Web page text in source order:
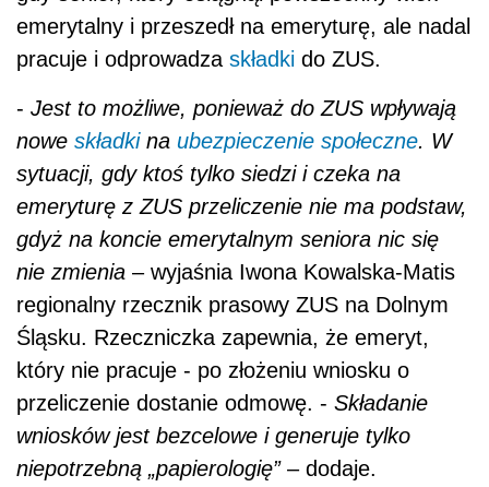
emerytalny i przeszedł na emeryturę, ale nadal
pracuje i odprowadza składki do ZUS.
- Jest to możliwe, ponieważ do ZUS wpływają
nowe składkina ubezpieczenie społeczne. W
sytuacji, gdy ktoś tylko siedzi i czeka na
emeryturę z ZUS przeliczenie nie ma podstaw,
gdyż na koncie emerytalnym seniora nic się
nie zmienia – wyjaśnia Iwona Kowalska-Matis
regionalny rzecznik prasowy ZUS na Dolnym
Śląsku. Rzeczniczka zapewnia, że emeryt,
który nie pracuje - po złożeniu wniosku o
przeliczenie dostanie odmowę. - Składanie
wniosków jest bezcelowe i generuje tylko
niepotrzebną „papierologię” – dodaje.